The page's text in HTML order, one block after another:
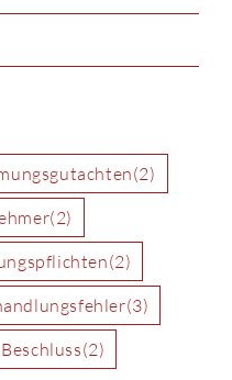
(2)
(2)
(2)
(3)
Beschluss(2)